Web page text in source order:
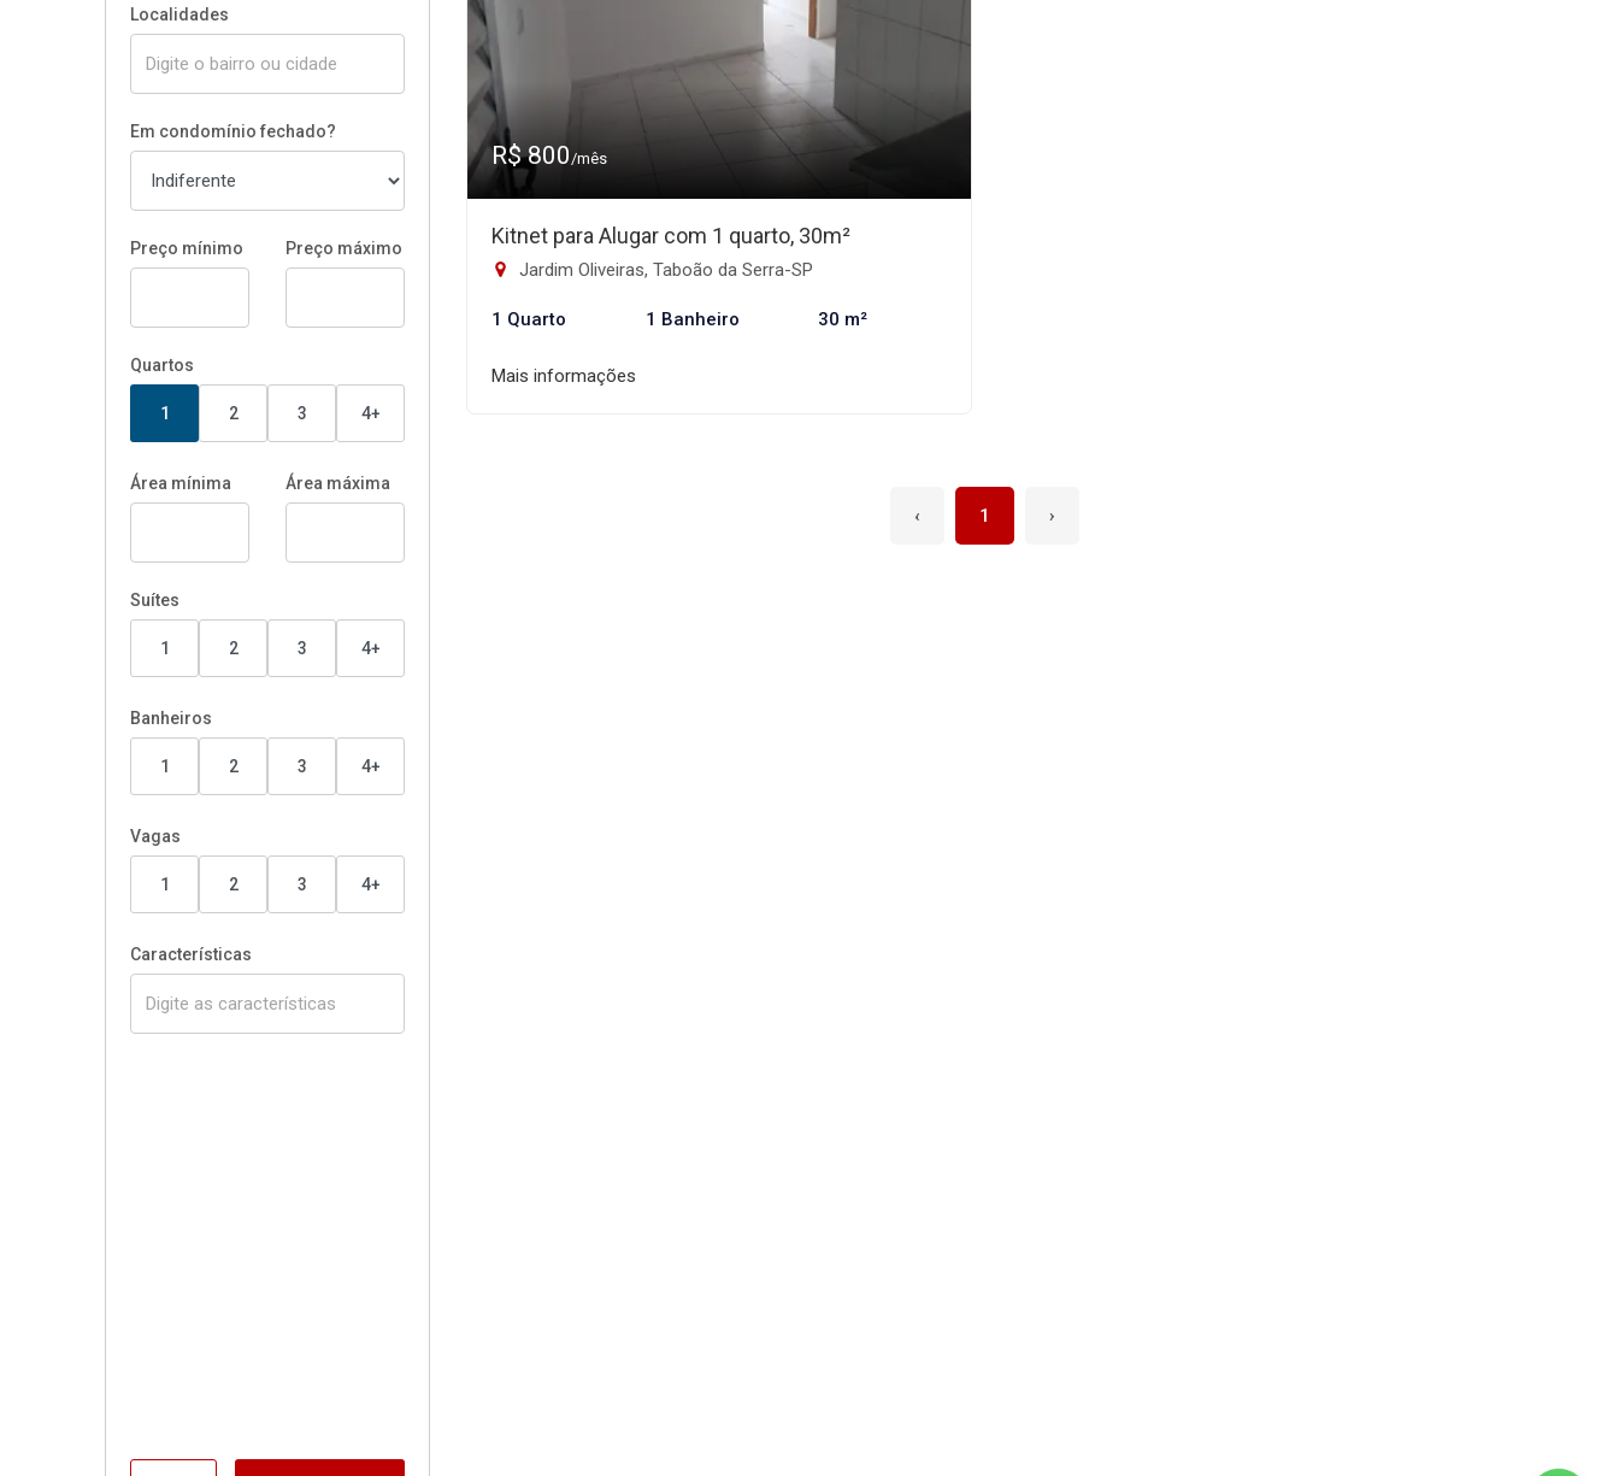
Localidades
Em condomínio fechado?
Preço mínimo Preço máximo
Quartos
1 2 3 4+
Área mínima Área máxima
Suítes
1 2 3 4+
Banheiros
1 2 3 4+
Vagas
1 2 3 4+
Características
R$ 800/mês
Kitnet para Alugar com 1 quarto, 30m²
Jardim Oliveiras, Taboão da Serra-SP
1 Quarto 1 Banheiro 30 m²
Mais informações
‹ 1 ›